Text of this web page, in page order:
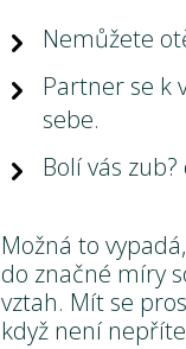
Nemůžete
Partner se k
sebe.
Bolí vás
Možná to
do značné míry
vztah. Mít se
když není